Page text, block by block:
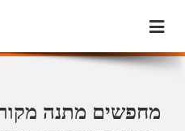
מחפשים מתנה